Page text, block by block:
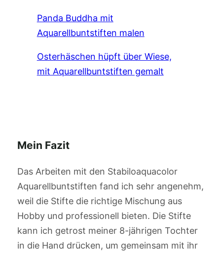
Panda Buddha mit
Aquarellbuntstiften malen
Osterhäschen hüpft über Wiese,
mit Aquarellbuntstiften gemalt
Mein Fazit
Das Arbeiten mit den Stabiloaquacolor
Aquarellbuntstiften fand ich sehr angenehm,
weil die Stifte die richtige Mischung aus
Hobby und professionell bieten. Die Stifte
kann ich getrost meiner 8-jährigen Tochter
in die Hand drücken, um gemeinsam mit ihr